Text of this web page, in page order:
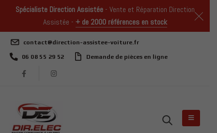
Spécialiste Direction Assistée- Vente et Réparation Direction
Assistée - + de 2000 références en stock
contact@direction-assistee-voiture.fr
06 08 55 29 52 Demande de pièces en ligne